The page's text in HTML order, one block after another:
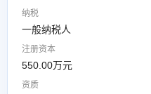
纳税
一般纳税人
注册资本
550.00万元
资质